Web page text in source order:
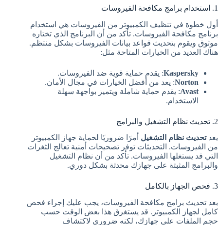
1. استخدام برامج مكافحة الفيروسات
أول خطوة في تنظيف الكمبيوتر من الفيروسات هي استخدام
برنامج مكافحة الفيروسات. تأكد من أن البرنامج الذي تختاره
موثوق ويقوم بتحديث قواعد بيانات الفيروسات بشكل منتظم.
هناك العديد من الخيارات المتاحة مثل:
Kaspersky: يقدم حماية قوية ضد الفيروسات.
Norton: يعد من أفضل الخيارات في مجال الأمان.
Avast: يقدم حماية شاملة ويتميز بواجهة سهلة
الاستخدام.
2. تحديث نظام التشغيل والبرامج
يعدتحديث نظام التشغيل أمرًا ضروريًا لحماية جهاز الكمبيوتر
من الفيروسات. التحديثات توفر تصحيحات أمنية تعالج الثغرات
التي قد يستغلها الفيروسات. تأكد من أن نظام التشغيل
والبرامج المثبتة على جهازك محدثة بشكل دوري.
3. فحص الجهاز بالكامل
بعد تحديث برامج مكافحة الفيروسات، يجب عليك إجراء فحص
كامل لجهاز الكمبيوتر. قد يستغرق هذا بعض الوقت حسب
حجم الملفات على جهازك، لكنه ضروري لاكتشاف